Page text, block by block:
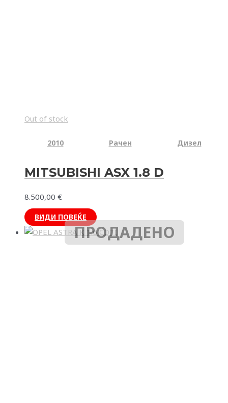
Out of stock
2010 Рачен Дизел
MITSUBISHI ASX 1.8 D
8.500,00 €
ВИДИ ПОВЕЌЕ
ПРОДАДЕНО